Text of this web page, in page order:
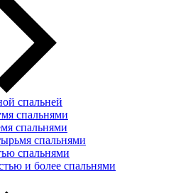
спальней
спальнями
спальнями
спальнями
спальнями
и более спальнями